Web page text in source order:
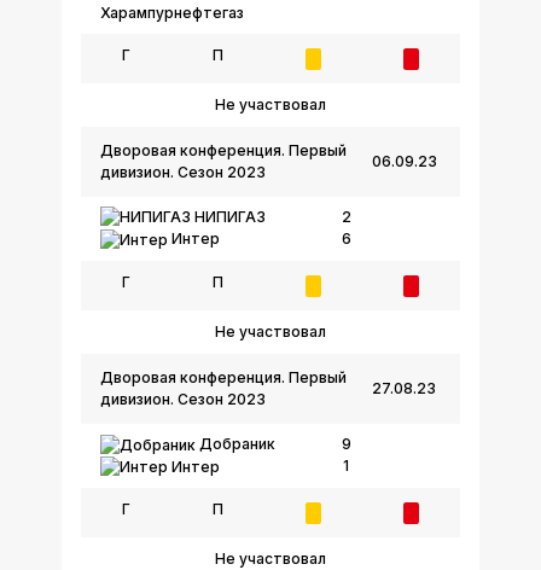
Харампурнефтегаз
Г П
Не участвовал
06.09.23
Дворовая конференция. Первый
дивизион. Сезон 2023
НИПИГАЗ
Интер
2
6
Г П
Не участвовал
27.08.23
Дворовая конференция. Первый
дивизион. Сезон 2023
Добраник
Интер
9
1
Г П
Не участвовал